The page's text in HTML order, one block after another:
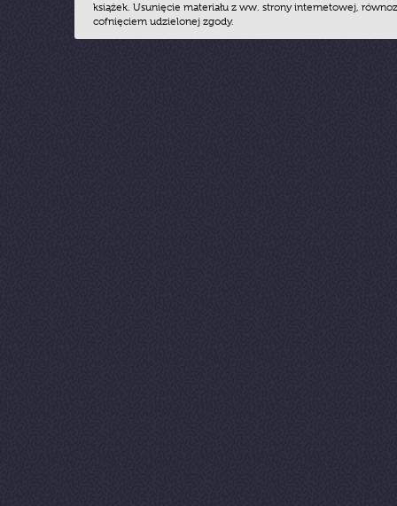
książek. Usunięcie materiału z ww. strony internetowej,
cofnięciem udzielonej zgody.